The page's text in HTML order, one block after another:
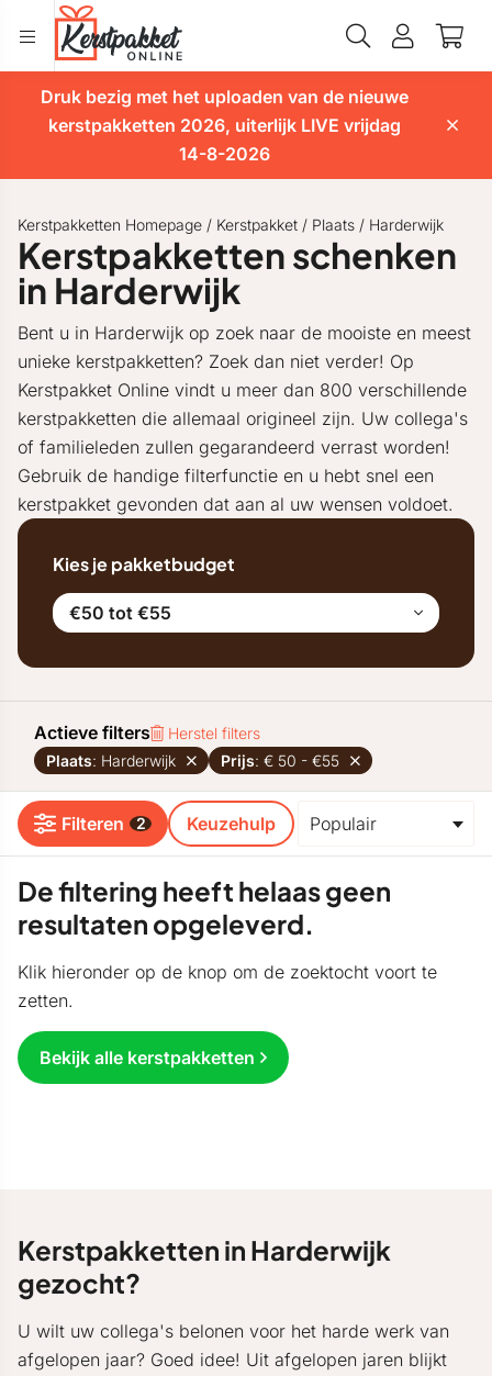
Druk bezig met het uploaden van de nieuwe
kerstpakketten 2026, uiterlijk LIVE vrijdag
14-8-2026
Kerstpakketten Homepage / Kerstpakket / Plaats / Harderwijk
Kerstpakketten schenken
in Harderwijk
Bent u in Harderwijk op zoek naar de mooiste en meest
unieke kerstpakketten? Zoek dan niet verder! Op
Kerstpakket Online vindt u meer dan 800 verschillende
kerstpakketten die allemaal origineel zijn. Uw collega's
of familieleden zullen gegarandeerd verrast worden!
Gebruik de handige filterfunctie en u hebt snel een
kerstpakket gevonden dat aan al uw wensen voldoet.
Kies je pakketbudget
€50 tot €55
Actieve filters
Herstel filters
Plaats: Harderwijk Prijs: € 50 - €55
Filteren 2 Keuzehulp
De filtering heeft helaas geen
resultaten opgeleverd.
Klik hieronder op de knop om de zoektocht voort te
zetten.
Bekijk alle kerstpakketten
Kerstpakketten in Harderwijk
gezocht?
U wilt uw collega's belonen voor het harde werk van
afgelopen jaar? Goed idee! Uit afgelopen jaren blijkt